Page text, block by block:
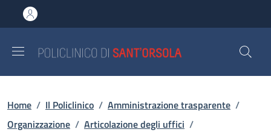
al contenuto principale
to footer content
Briciole di pane
Home / Il Policlinico / Amministrazione trasparente /
Organizzazione / Articolazione degli uffici /